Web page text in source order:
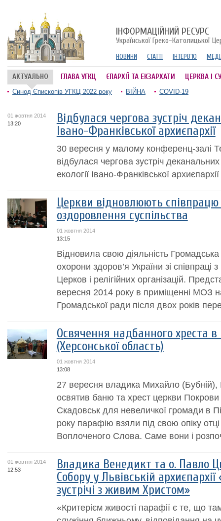
ІНФОРМАЦІЙНИЙ РЕСУРС
Української Греко-Католицької
НОВИНИ СТАТТІ ІНТЕРВ'Ю
АКТУАЛЬНО ГЛАВА УГКЦ ЄПАРХІЇ ТА ЕКЗАРХАТИ ЦЕРКВА І
Синод Єпископів УГКЦ 2022 року ВІЙНА COVID-19
01 жовтня 2014
13:20
Відбулася чергова зустріч
Івано-Франківської архиєпархії
30 вересня у малому конференц-залі
відбулася чергова зустріч
екології Івано-Франківської
Церкви відновлюють
оздоровлення суспільства
01 жовтня 2014
13:15
Відновила свою діяльність Громадська
охорони здоров’я України зі
Церков і релігійних організацій.
вересня 2014 року в приміщенні МОЗ
Громадської ради після двох років
Освячення надбанного хреста в
(Херсонської область)
01 жовтня 2014
13:08
27 вересня владика Михайло
освятив баню та хрест церкви
Скадовськ для невеличкої громади в
року парафію взяли під свою опіку
Воплоченого Слова. Саме вони і
01 жовтня 2014
12:53
Владика Венедикт та о. Павло
Собору у Львівській
зустрічі з живим Христом»
«Критерієм живості парафії є те, що